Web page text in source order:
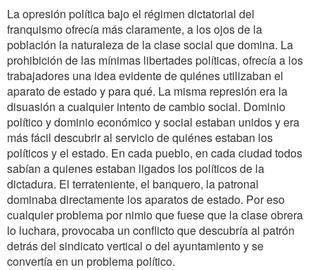
La opresión política bajo el régimen dictatorial del
franquismo ofrecía más claramente, a los ojos de la
población la naturaleza de la clase social que domina. La
prohibición de las mínimas libertades políticas, ofrecía a los
trabajadores una idea evidente de quiénes utilizaban el
aparato de estado y para qué. La misma represión era la
disuasión a cualquier intento de cambio social. Dominio
político y dominio económico y social estaban unidos y era
más fácil descubrir al servicio de quiénes estaban los
políticos y el estado. En cada pueblo, en cada ciudad todos
sabían a quienes estaban ligados los políticos de la
dictadura. El terrateniente, el banquero, la patronal
dominaba directamente los aparatos de estado. Por eso
cualquier problema por nimio que fuese que la clase obrera
lo luchara, provocaba un conflicto que descubría al patrón
detrás del sindicato vertical o del ayuntamiento y se
convertía en un problema político.